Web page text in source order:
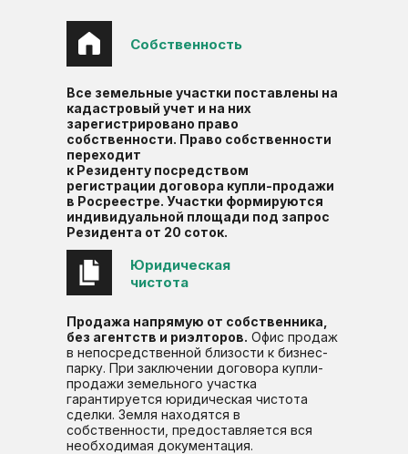
Все земельные участки поставлены на
кадастровый учет и на них
зарегистрировано право
собственности. Право собственности
переходит
к Резиденту посредством
регистрации договора купли-продажи
в Росреестре. Участки формируются
индивидуальной площади под запрос
Резидента от 20 соток.
Собственность
Продажа напрямую от собственника,
без агентств и риэлторов. Офис продаж
в непосредственной близости к бизнес-
парку. При заключении договора купли-
продажи земельного участка
гарантируется юридическая чистота
сделки. Земля находятся в
собственности, предоставляется вся
необходимая документация.
Юридическая
чистота